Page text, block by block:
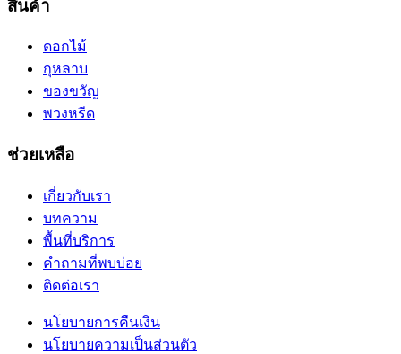
สินค้า
ดอกไม้
กุหลาบ
ของขวัญ
พวงหรีด
ช่วยเหลือ
เกี่ยวกับเรา
บทความ
พื้นที่บริการ
คำถามที่พบบ่อย
ติดต่อเรา
นโยบายการคืนเงิน
นโยบายความเป็นส่วนตัว